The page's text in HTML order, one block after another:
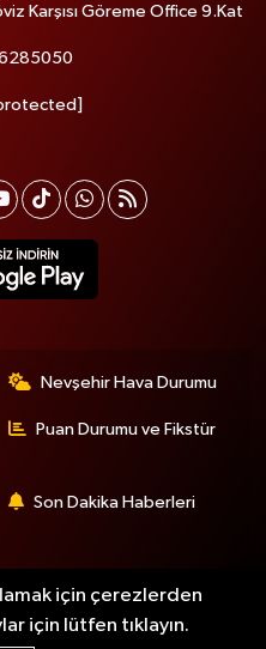
Karşısı Göreme Office 9.Kat
Nevşehir Hava Durumu
Puan Durumu ve Fikstür
Son Dakika Haberleri
için çerezlerden
için lütfen tıklayın.